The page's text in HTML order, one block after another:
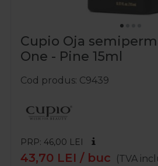
Cupio Oja
One - Pine 15ml
Cod produs C9439
PRP: 46,00 LEI
43,70 LEI / buc
(TVA